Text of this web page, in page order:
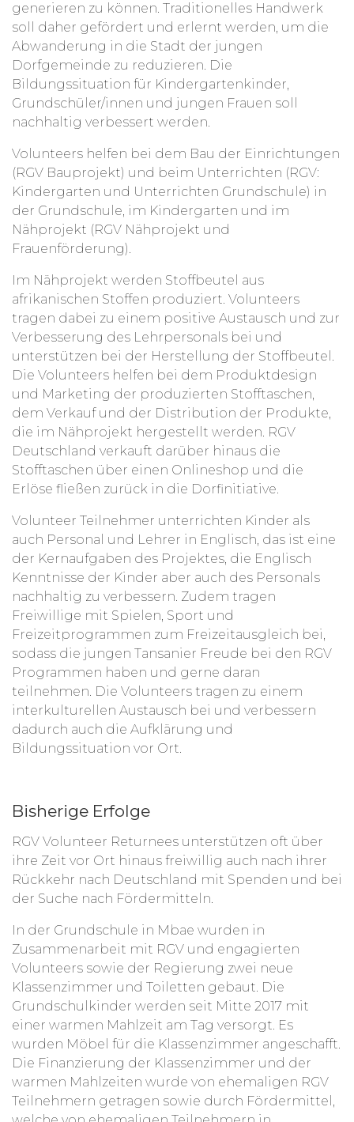
generieren zu können. Traditionelles Handwerk
soll daher gefördert und erlernt werden, um die
Abwanderung in die Stadt der jungen
Dorfgemeinde zu reduzieren. Die
Bildungssituation für Kindergartenkinder,
Grundschüler/innen und jungen Frauen soll
nachhaltig verbessert werden.
Volunteers helfen bei dem Bau der Einrichtungen
(RGV Bauprojekt) und beim Unterrichten (RGV:
Kindergarten und Unterrichten Grundschule) in
der Grundschule, im Kindergarten und im
Nähprojekt (RGV Nähprojekt und
Frauenförderung).
Im Nähprojekt werden Stoffbeutel aus
afrikanischen Stoffen produziert. Volunteers
tragen dabei zu einem positive Austausch und zur
Verbesserung des Lehrpersonals bei und
unterstützen bei der Herstellung der Stoffbeutel.
Die Volunteers helfen bei dem Produktdesign
und Marketing der produzierten Stofftaschen,
dem Verkauf und der Distribution der Produkte,
die im Nähprojekt hergestellt werden. RGV
Deutschland verkauft darüber hinaus die
Stofftaschen über einen Onlineshop und die
Erlöse fließen zurück in die Dorfinitiative.
Volunteer Teilnehmer unterrichten Kinder als
auch Personal und Lehrer in Englisch, das ist eine
der Kernaufgaben des Projektes, die Englisch
Kenntnisse der Kinder aber auch des Personals
nachhaltig zu verbessern. Zudem tragen
Freiwillige mit Spielen, Sport und
Freizeitprogrammen zum Freizeitausgleich bei,
sodass die jungen Tansanier Freude bei den RGV
Programmen haben und gerne daran
teilnehmen. Die Volunteers tragen zu einem
interkulturellen Austausch bei und verbessern
dadurch auch die Aufklärung und
Bildungssituation vor Ort.
Bisherige Erfolge
RGV Volunteer Returnees unterstützen oft über
ihre Zeit vor Ort hinaus freiwillig auch nach ihrer
Rückkehr nach Deutschland mit Spenden und bei
der Suche nach Fördermitteln.
In der Grundschule in Mbae wurden in
Zusammenarbeit mit RGV und engagierten
Volunteers sowie der Regierung zwei neue
Klassenzimmer und Toiletten gebaut. Die
Grundschulkinder werden seit Mitte 2017 mit
einer warmen Mahlzeit am Tag versorgt. Es
wurden Möbel für die Klassenzimmer angeschafft.
Die Finanzierung der Klassenzimmer und der
warmen Mahlzeiten wurde von ehemaligen RGV
Teilnehmern getragen sowie durch Fördermittel,